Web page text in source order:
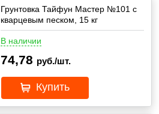
Грунтовка Тайфун Мастер №101 с
кварцевым песком, 15 кг
В наличии
74,78 руб./шт.
Купить